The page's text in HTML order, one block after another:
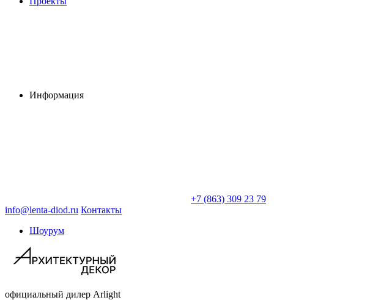
Информация
+7 (863) 309 23 79
info@lenta-diod.ru Контакты
Шоурум
официальный дилер Arlight